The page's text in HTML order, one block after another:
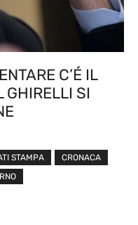
C’É IL
GHIRELLI SI
STAMPA
CRONACA